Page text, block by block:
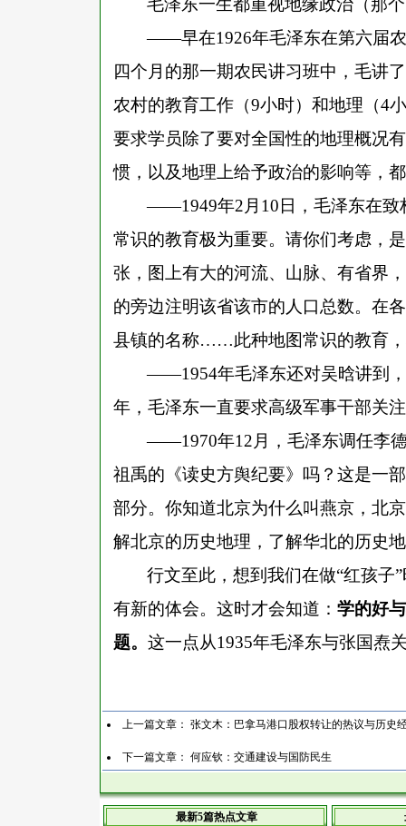
毛泽东一生都重视地缘政治（那
——早在1926年毛泽东在第六届
四个月的那一期农民讲习班中，毛讲
农村的教育工作（9小时）和地理（4
要求学员除了要对全国性的地理概况
惯，以及地理上给予政治的影响等，
——1949年2月10日，毛泽东在致
常识的教育极为重要。请你们考虑，
张，图上有大的河流、山脉、有省界
的旁边注明该省该市的人口总数。在
县镇的名称……此种地图常识的教育
——1954年毛泽东还对吴晗讲到
年，毛泽东一直要求高级军事干部关
——1970年12月，毛泽东调任李
祖禹的《读史方舆纪要》吗？这是一
部分。你知道北京为什么叫燕京，北
解北京的历史地理，了解华北的历史
行文至此，想到我们在做“红孩子
有新的体会。这时才会知道： 学的好
题。 这一点从1935年毛泽东与张国焘
上一篇文章： 张文木：巴拿马港口股权转让的热议与历史
下一篇文章： 何应钦：交通建设与国防民生
最新5篇热点文章